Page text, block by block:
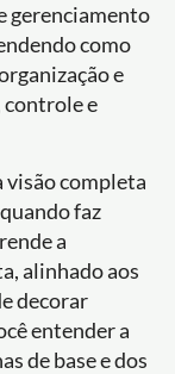
gerenciamento
como
e
controle e
visão completa
faz
a
alinhado aos
decorar
entender a
de base e dos